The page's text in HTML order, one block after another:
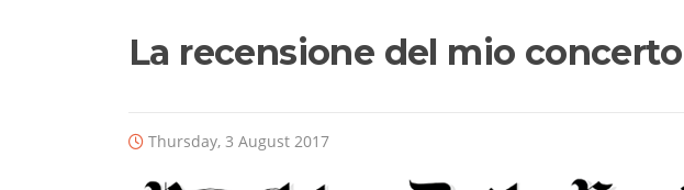
La recensione del mio
Thursday, 3 August 2017